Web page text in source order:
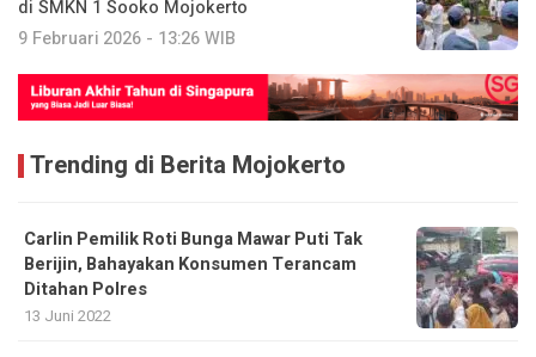
di SMKN 1 Sooko Mojokerto
9 Februari 2026 - 13:26 WIB
Trending di Berita Mojokerto
Carlin Pemilik Roti Bunga Mawar Puti Tak
Berijin, Bahayakan Konsumen Terancam
Ditahan Polres
13 Juni 2022